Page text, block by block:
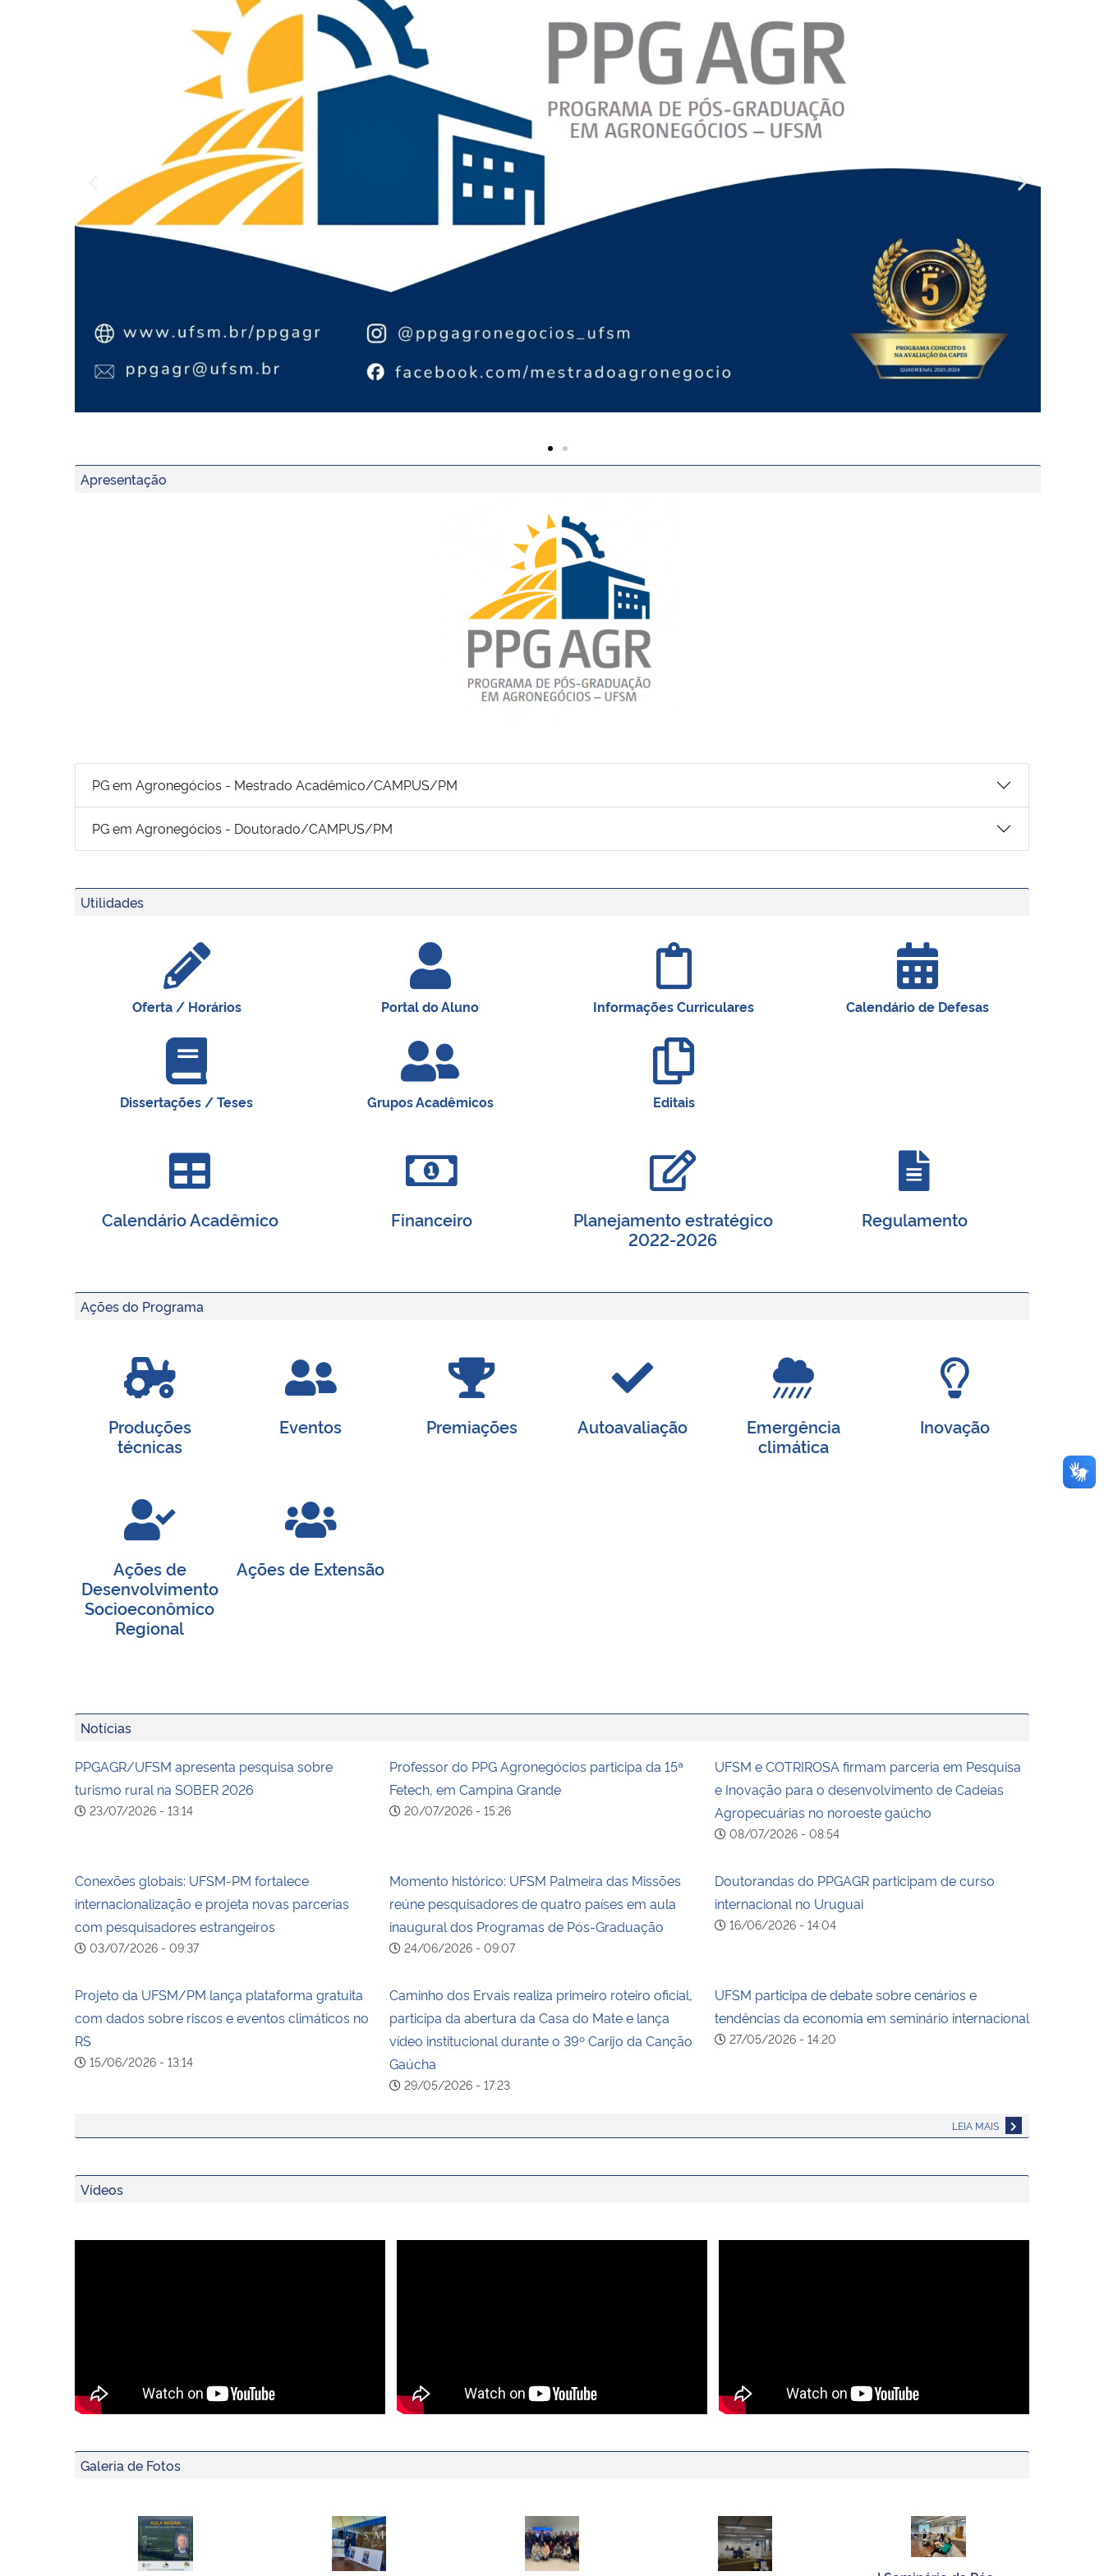
Apresentação
PG em Agronegócios - Mestrado Acadêmico/CAMPUS/PM
PG em Agronegócios - Doutorado/CAMPUS/PM
Utilidades
Oferta / Horários Portal do Aluno Informações Curriculares Calendário de Defesas
Dissertações / Teses Grupos Acadêmicos Editais
Calendário Acadêmico Financeiro
Planejamento estratégico
2022-2026
Regulamento
Ações do Programa
Produções
técnicas
Eventos Premiações Autoavaliação
Emergência
climática
Inovação
Ações de
Desenvolvimento
Socioeconômico
Regional
Ações de Extensão
Notícias
PPGAGR/UFSM apresenta pesquisa sobre
turismo rural na SOBER 2026
23/07/2026 - 13:14
Professor do PPG Agronegócios participa da 15ª
Fetech, em Campina Grande
20/07/2026 - 15:26
UFSM e COTRIROSA firmam parceria em Pesquisa
e Inovação para o desenvolvimento de Cadeias
Agropecuárias no noroeste gaúcho
08/07/2026 - 08:54
Conexões globais: UFSM-PM fortalece
internacionalização e projeta novas parcerias
com pesquisadores estrangeiros
03/07/2026 - 09:37
Momento histórico: UFSM Palmeira das Missões
reúne pesquisadores de quatro países em aula
inaugural dos Programas de Pós-Graduação
24/06/2026 - 09:07
Doutorandas do PPGAGR participam de curso
internacional no Uruguai
16/06/2026 - 14:04
Projeto da UFSM/PM lança plataforma gratuita
com dados sobre riscos e eventos climáticos no
RS
15/06/2026 - 13:14
Caminho dos Ervais realiza primeiro roteiro oficial,
participa da abertura da Casa do Mate e lança
vídeo institucional durante o 39º Carijo da Canção
Gaúcha
29/05/2026 - 17:23
UFSM participa de debate sobre cenários e
tendências da economia em seminário internacional
27/05/2026 - 14:20
LEIA MAIS
Vídeos
Galeria de Fotos